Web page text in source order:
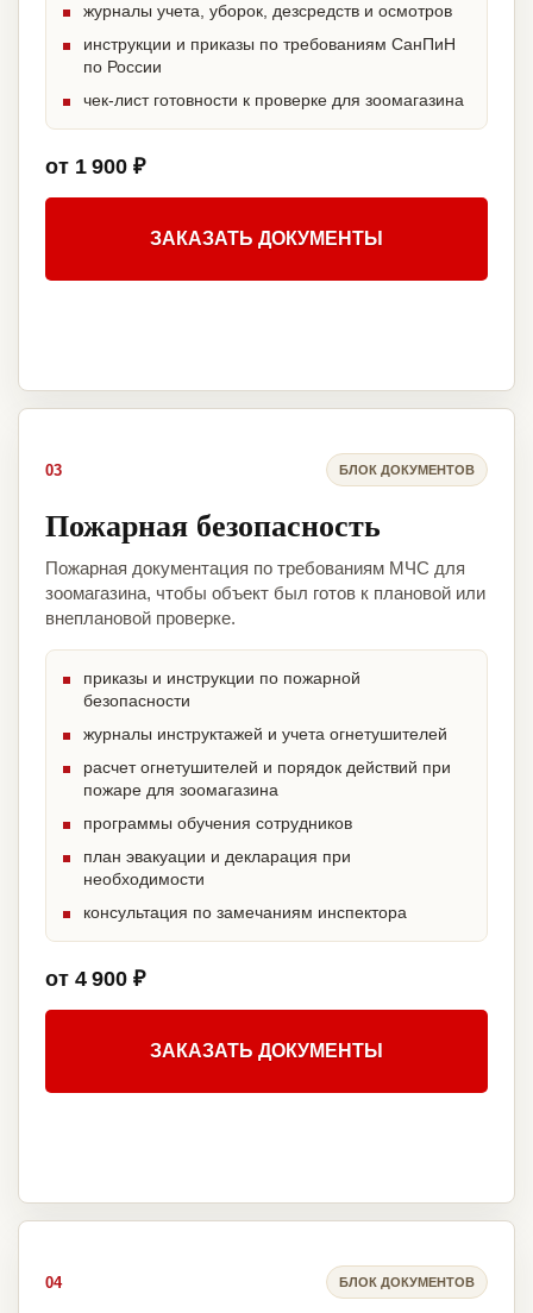
журналы учета, уборок, дезсредств и осмотров
инструкции и приказы по требованиям СанПиН
по России
чек-лист готовности к проверке для зоомагазина
от 1 900 ₽
ЗАКАЗАТЬ ДОКУМЕНТЫ
03 БЛОК ДОКУМЕНТОВ
Пожарная безопасность
Пожарная документация по требованиям МЧС для
зоомагазина, чтобы объект был готов к плановой или
внеплановой проверке.
приказы и инструкции по пожарной
безопасности
журналы инструктажей и учета огнетушителей
расчет огнетушителей и порядок действий при
пожаре для зоомагазина
программы обучения сотрудников
план эвакуации и декларация при
необходимости
консультация по замечаниям инспектора
от 4 900 ₽
ЗАКАЗАТЬ ДОКУМЕНТЫ
04 БЛОК ДОКУМЕНТОВ